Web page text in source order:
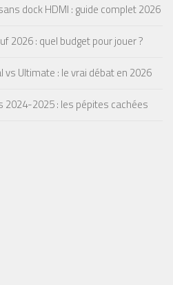
dock HDMI : guide complet 2026
2026 : quel budget pour jouer ?
vs Ultimate : le vrai débat en 2026
2024-2025 : les pépites cachées